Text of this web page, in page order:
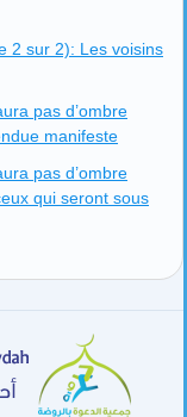
2 sur 2): Les voisins
pas d’ombre
manifeste
pas d’ombre
qui seront sous